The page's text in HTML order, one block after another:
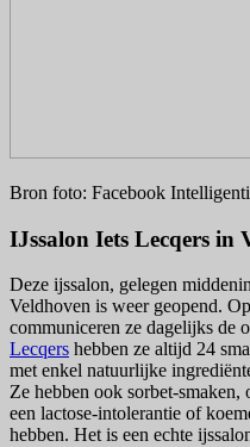
Bron foto: Facebook
IJssalon Iets Lecqers in
Deze ijssalon, gelegen
Veldhoven is weer geopend.
communiceren ze dagelijks de
Lecqers hebben ze altijd 24
met enkel natuurlijke
Ze hebben ook sorbet-
een lactose-intolerantie of
hebben. Het is een echte